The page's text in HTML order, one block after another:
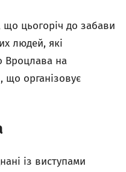
що цьогоріч до забави
людей, які
Вроцлава на
що організовує
із виступами